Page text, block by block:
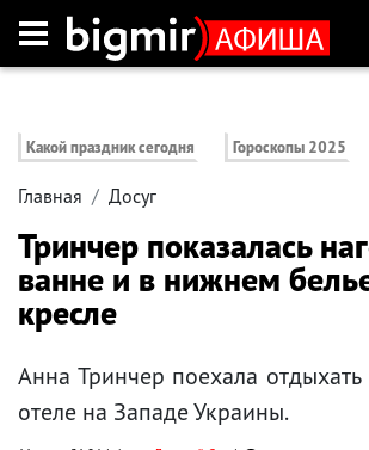
Какой праздник сегодня Гороскопы 2025
Главная Досуг
Тринчер показалась
ванне и в нижнем
кресле
Анна Тринчер поехала
отеле на Западе Украины.